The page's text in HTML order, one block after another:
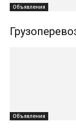
Объявления
Объявления